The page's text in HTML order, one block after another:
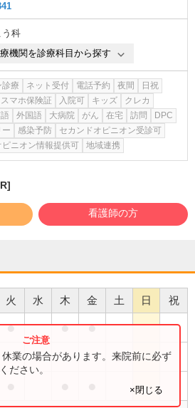
う科
機関を診療科目から探す
診療 ネット受付 電話予約 夜間
日祝
スマホ保険証 入院可 キッズ
クレカ
外国語 大病院 がん 在宅 訪問
DPC
ー
感染予防
セカンドオピニオン受診可
ピニオン情報提供可
地域連携
看護師の方
火 水 木 金 土 日 祝
● ● ●
●
業の場合があります。来院前に必ず
ださい。
×閉じる